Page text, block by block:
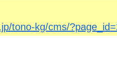
tono-kg/cms/